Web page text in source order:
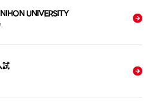
UNIVERSITY
試